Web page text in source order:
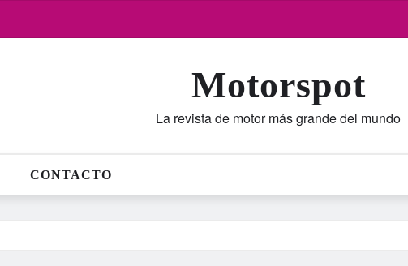
Motorspot
La revista de motor más grande del mundo
CONTACTO